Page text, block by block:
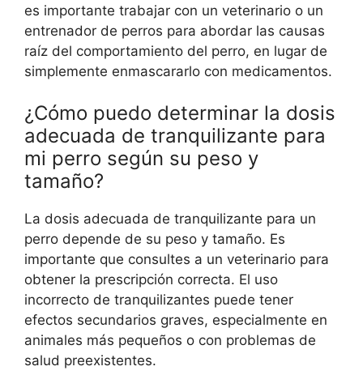
es importante trabajar con un veterinario o un
entrenador de perros para abordar las causas
raíz del comportamiento del perro, en lugar de
simplemente enmascararlo con medicamentos.
¿Cómo puedo determinar la dosis
adecuada de tranquilizante para
mi perro según su peso y
tamaño?
La dosis adecuada de tranquilizante para un
perro depende de su peso y tamaño. Es
importante que consultes a un veterinario para
obtener la prescripción correcta. El uso
incorrecto de tranquilizantes puede tener
efectos secundarios graves, especialmente en
animales más pequeños o con problemas de
salud preexistentes.